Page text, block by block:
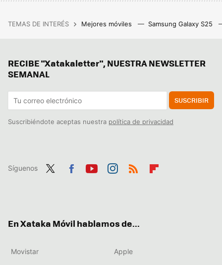
TEMAS DE INTERÉS Mejores móviles Samsung Galaxy S25
RECIBE "Xatakaletter", NUESTRA NEWSLETTER
SEMANAL
SUSCRIBIR
Suscribiéndote aceptas nuestra política de privacidad
Síguenos
En Xataka Móvil hablamos de...
Movistar Apple